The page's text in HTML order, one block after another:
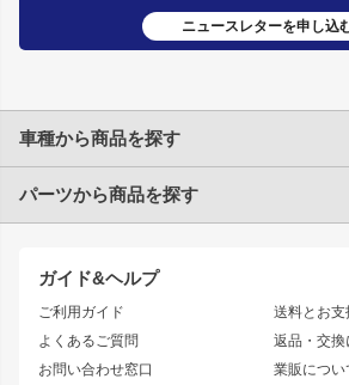
ニュースレターを申し込
ガイド&ヘルプ
ご利用ガイド
よくあるご質問
お問い合わせ窓口
送料とお支
返品・交換
業販につい
車種から商品を探す
トヨタ
JZX90 CHASER
JZX110 MARK II
JZX100 MARK II
JZX90 MARK II
アリスト
ソアラ
アルテッツ
パーツから商品を探す
エアロシリーズ
ドリフトライン
風神
雷神
レーシング
アタックラ
ストリーム